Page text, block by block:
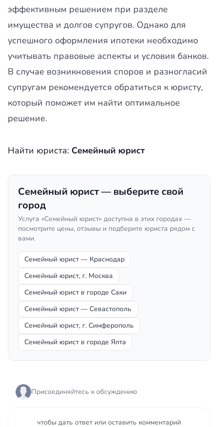
эффективным решением при разделе
имущества и долгов супругов. Однако для
успешного оформления ипотеки необходимо
учитывать правовые аспекты и условия банков.
В случае возникновения споров и разногласий
супругам рекомендуется обратиться к юристу,
который поможет им найти оптимальное
решение.
Найти юриста: Семейный юрист
Семейный юрист — выберите свой
город
Услуга «Семейный юрист» доступна в этих городах —
посмотрите цены, отзывы и подберите юриста рядом с
вами.
Семейный юрист — Краснодар
Семейный юрист, г. Москва
Семейный юрист в городе Саки
Семейный юрист — Севастополь
Семейный юрист, г. Симферополь
Семейный юрист в городе Ялта
Присоединяйтесь к обсуждению
чтобы дать ответ или оставить комментарий